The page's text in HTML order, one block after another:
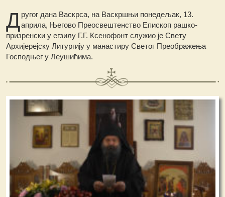
Другог дана Васкрса, на Васкршњи понедељак, 13.
априла, Његово Преосвештенство Епископ рашко-
призренски у егзилу Г.Г. Ксенофонт служио је Свету
Архијерејску Литургију у манастиру Светог Преображења
Господњег у Леушићима.